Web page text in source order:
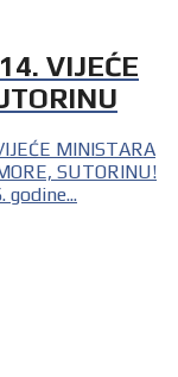
VIJEĆE
MINISTARA
SUTORINU!
godine...